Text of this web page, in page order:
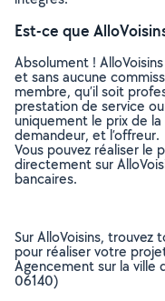
Est-ce que
Absolument !
et sans aucune
membre, qu’il soit
prestation de service
uniquement le prix de
demandeur, et l’offreur.
Vous pouvez réaliser le
directement sur
bancaires.
Sur AlloVoisins,
pour réaliser votre
Agencement sur la ville
06140)